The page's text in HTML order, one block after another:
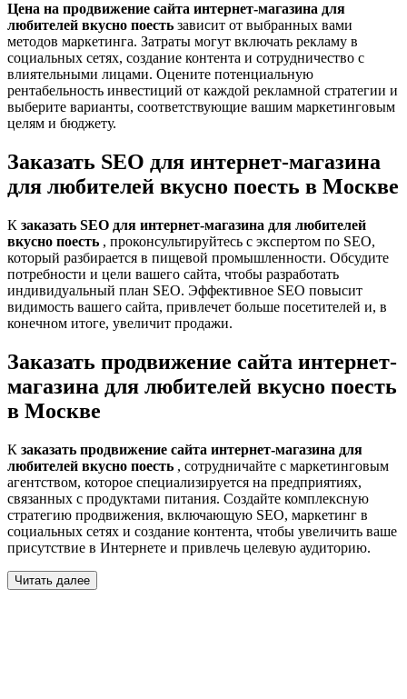
Цена на продвижение сайта интернет-магазина для
любителей вкусно поесть зависит от выбранных вами
методов маркетинга. Затраты могут включать рекламу в
социальных сетях, создание контента и сотрудничество с
влиятельными лицами. Оцените потенциальную
рентабельность инвестиций от каждой рекламной стратегии и
выберите варианты, соответствующие вашим маркетинговым
целям и бюджету.
Заказать SEO для интернет-магазина
для любителей вкусно поесть в Москве
К заказать SEO для интернет-магазина для любителей
вкусно поесть , проконсультируйтесь с экспертом по SEO,
который разбирается в пищевой промышленности. Обсудите
потребности и цели вашего сайта, чтобы разработать
индивидуальный план SEO. Эффективное SEO повысит
видимость вашего сайта, привлечет больше посетителей и, в
конечном итоге, увеличит продажи.
Заказать продвижение сайта интернет-
магазина для любителей вкусно поесть
в Москве
К заказать продвижение сайта интернет-магазина для
любителей вкусно поесть , сотрудничайте с маркетинговым
агентством, которое специализируется на предприятиях,
связанных с продуктами питания. Создайте комплексную
стратегию продвижения, включающую SEO, маркетинг в
социальных сетях и создание контента, чтобы увеличить ваше
присутствие в Интернете и привлечь целевую аудиторию.
Читать далее